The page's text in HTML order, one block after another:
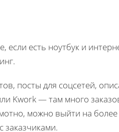
есть ноутбук и
посты для соцсетей,
Kwork — там много
можно выйти на
заказчиками.